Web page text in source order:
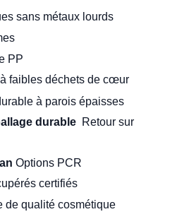
sans métaux lourds
PP
faibles déchets de cœur
à parois épaisses
durable Retour sur
Options PCR
certifiés
de qualité cosmétique